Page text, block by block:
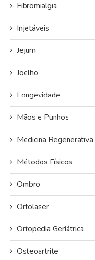
Fibromialgia
Injetáveis
Jejum
Joelho
Longevidade
Mãos e Punhos
Medicina Regenerativa
Métodos Físicos
Ombro
Ortolaser
Ortopedia Geriátrica
Osteoartrite